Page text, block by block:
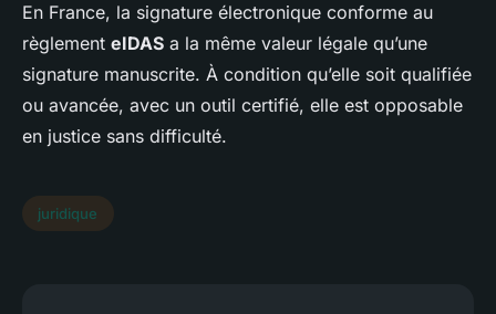
En France, la signature électronique conforme au
règlement eIDAS a la même valeur légale qu’une
signature manuscrite. À condition qu’elle soit qualifiée
ou avancée, avec un outil certifié, elle est opposable
en justice sans difficulté.
juridique